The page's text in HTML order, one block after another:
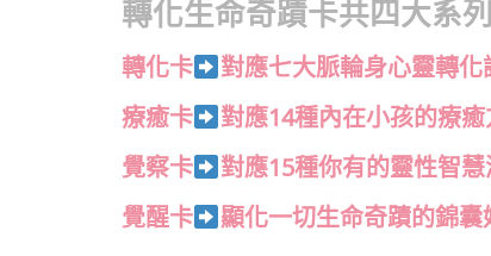
轉化生命奇蹟卡共四大系列
轉化卡
對應七大脈輪身心靈轉化
療癒卡
對應14種內在小孩的療
覺察卡
對應15種你有的靈性智
覺醒卡
顯化一切生命奇蹟的錦囊